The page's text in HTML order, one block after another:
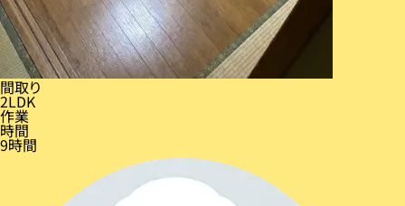
間取り
2LDK
作業
時間
9時間